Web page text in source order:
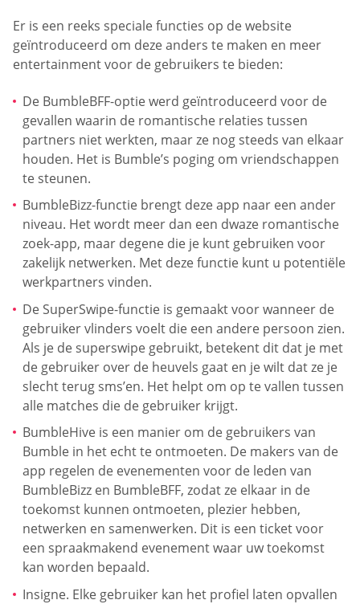
Er is een reeks speciale functies op de website
geïntroduceerd om deze anders te maken en meer
entertainment voor de gebruikers te bieden:
De BumbleBFF-optie werd geïntroduceerd voor de
gevallen waarin de romantische relaties tussen
partners niet werkten, maar ze nog steeds van elkaar
houden. Het is Bumble’s poging om vriendschappen
te steunen.
BumbleBizz-functie brengt deze app naar een ander
niveau. Het wordt meer dan een dwaze romantische
zoek-app, maar degene die je kunt gebruiken voor
zakelijk netwerken. Met deze functie kunt u potentiële
werkpartners vinden.
De SuperSwipe-functie is gemaakt voor wanneer de
gebruiker vlinders voelt die een andere persoon zien.
Als je de superswipe gebruikt, betekent dit dat je met
de gebruiker over de heuvels gaat en je wilt dat ze je
slecht terug sms’en. Het helpt om op te vallen tussen
alle matches die de gebruiker krijgt.
BumbleHive is een manier om de gebruikers van
Bumble in het echt te ontmoeten. De makers van de
app regelen de evenementen voor de leden van
BumbleBizz en BumbleBFF, zodat ze elkaar in de
toekomst kunnen ontmoeten, plezier hebben,
netwerken en samenwerken. Dit is een ticket voor
een spraakmakend evenement waar uw toekomst
kan worden bepaald.
Insigne. Elke gebruiker kan het profiel laten opvallen